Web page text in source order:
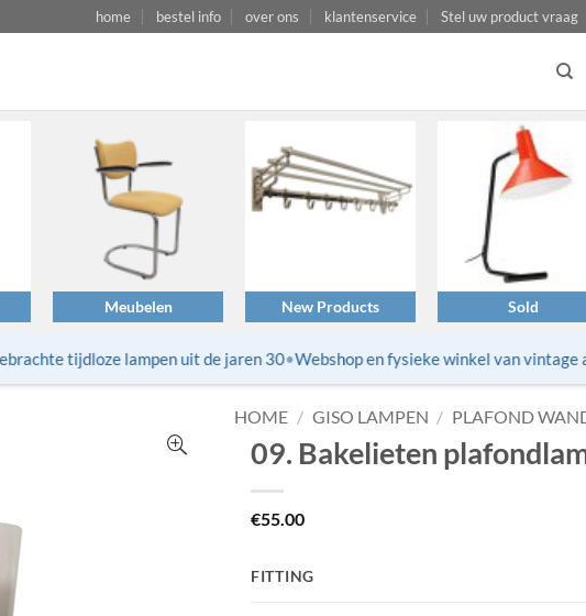
home bestel info over ons klantenservice Stel uw product vraag
Meubelen New Products Sold
tijdloze lampen uit de jaren 30•Webshop en fysieke winkel van vintage
HOME / GISO LAMPEN / PLAFOND
09. Bakelieten
€55.00
FITTING